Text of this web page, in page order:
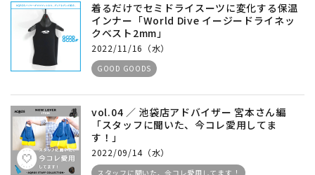
着るだけでセミドライスーツに変化する保温
インナー「World Dive イージードライネッ
クベスト2mm」
2022/11/16（水）
GOOD GOODS
vol.04 ／ 池袋店アドバイザー 宮本さん編
「スタッフに聞いた、今コレ愛用してま
す！」
2022/09/14（水）
スタッフに聞いた、今コレ愛用してます！